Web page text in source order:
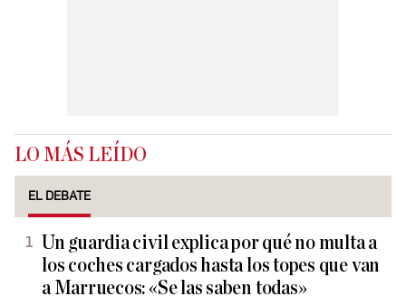
LO MÁS LEÍDO
EL DEBATE
Un guardia civil explica por qué no multa a
los coches cargados hasta los topes que van
a Marruecos: «Se las saben todas»